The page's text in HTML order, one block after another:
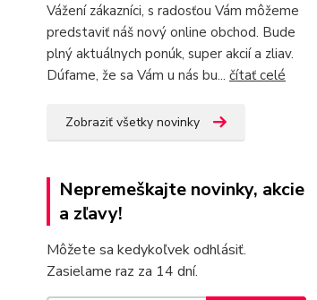
Vážení zákazníci, s radosťou Vám môžeme
predstaviť náš nový online obchod. Bude
plný aktuálnych ponúk, super akcií a zliav.
Dúfame, že sa Vám u nás bu... čítať celé
Zobraziť všetky novinky
Nepremeškajte novinky, akcie
a zľavy!
Môžete sa kedykoľvek odhlásiť.
Zasielame raz za 14 dní.